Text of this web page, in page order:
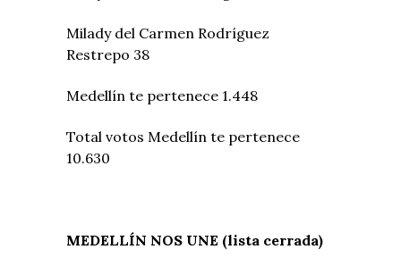
Milady del Carmen Rodríguez
Restrepo 38
Medellín te pertenece 1.448
Total votos Medellín te pertenece
10.630
MEDELLÍN NOS UNE (lista cerrada)